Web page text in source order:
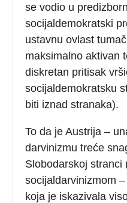
se vodio u
socijaldemokratski
ustavnu ovlast
maksimalno aktivan
diskretan pritisak
socijaldemokratsku
biti iznad stranaka).
To da je Austrija –
darvinizmu treće
Slobodarskoj stranci
socijaldarvinizmom
koja je iskazivala